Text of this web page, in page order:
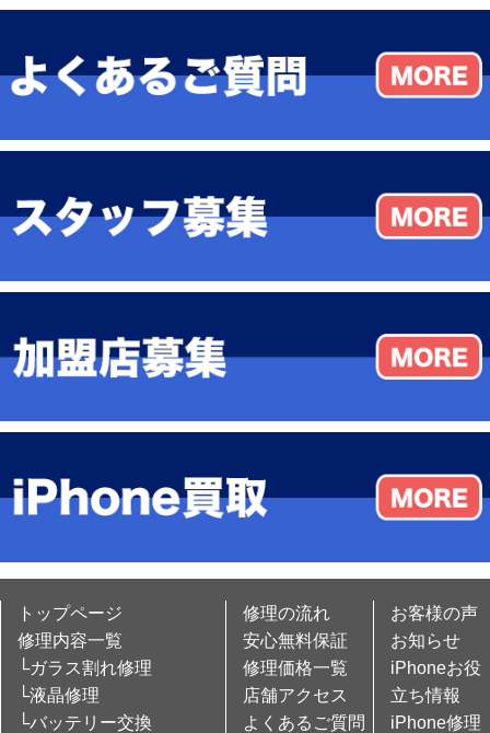
トップページ
修理内容一覧
└ガラス割れ修理
└液晶修理
└バッテリー交換
修理の流れ
安心無料保証
修理価格一覧
店舗アクセス
よくあるご質問
お客様の声
お知らせ
iPhoneお役
立ち情報
iPhone修理